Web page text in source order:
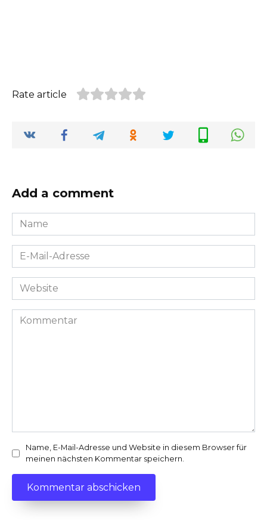
Rate article
Add a comment
Name
*
E-
Mail-
Adresse
Website
Kommentar
Name, E-Mail-Adresse und Website in diesem Browser für
meinen nächsten Kommentar speichern.